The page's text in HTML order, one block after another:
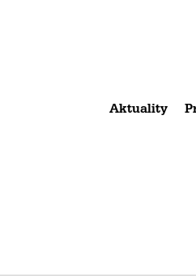
Aktuality